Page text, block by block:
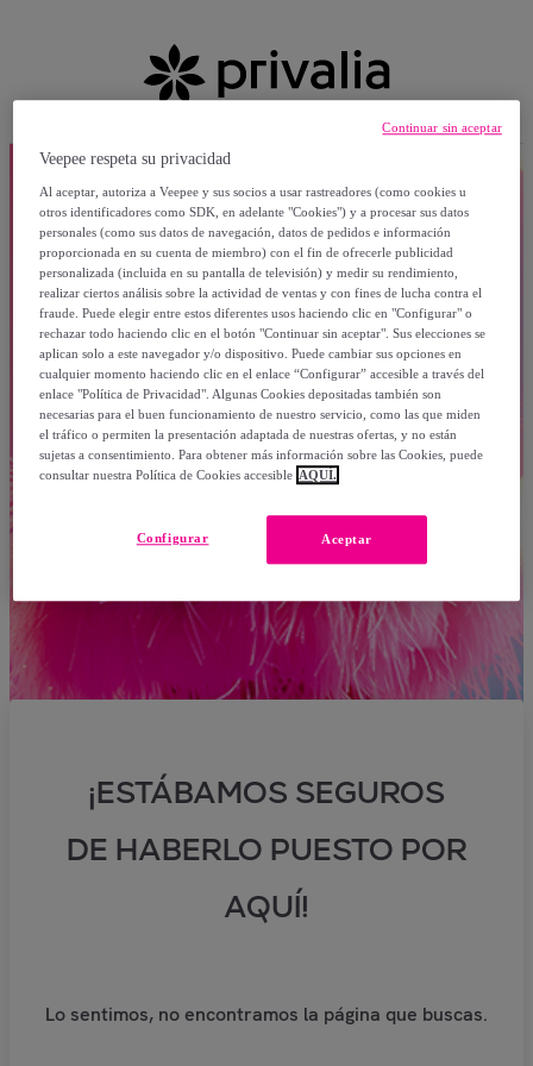
¡ESTÁBAMOS SEGUROS
DE HABERLO PUESTO POR
AQUÍ!
Lo sentimos, no encontramos la página que buscas.
Veepee respeta su privacidad
Al aceptar, autoriza a Veepee y sus socios a usar rastreadores (como cookies u
otros identificadores como SDK, en adelante "Cookies") y a procesar sus datos
personales (como sus datos de navegación, datos de pedidos e información
proporcionada en su cuenta de miembro) con el fin de ofrecerle publicidad
personalizada (incluida en su pantalla de televisión) y medir su rendimiento,
realizar ciertos análisis sobre la actividad de ventas y con fines de lucha contra el
fraude. Puede elegir entre estos diferentes usos haciendo clic en "Configurar" o
rechazar todo haciendo clic en el botón "Continuar sin aceptar". Sus elecciones se
aplican solo a este navegador y/o dispositivo. Puede cambiar sus opciones en
cualquier momento haciendo clic en el enlace “Configurar” accesible a través del
enlace "Política de Privacidad". Algunas Cookies depositadas también son
necesarias para el buen funcionamiento de nuestro servicio, como las que miden
el tráfico o permiten la presentación adaptada de nuestras ofertas, y no están
sujetas a consentimiento. Para obtener más información sobre las Cookies, puede
consultar nuestra Política de Cookies accesible AQUÍ.
Aceptar
Configurar
Continuar sin aceptar